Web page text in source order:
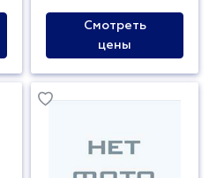
Смотреть
цены